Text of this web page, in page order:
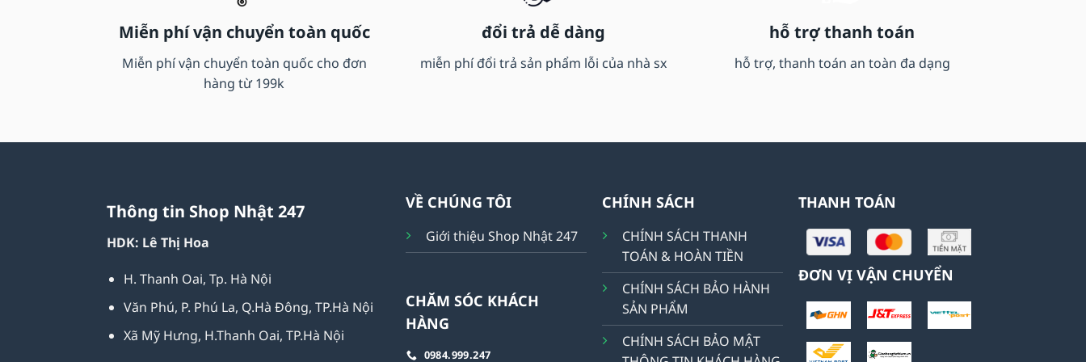
Miễn phí vận chuyển toàn quốc
Miễn phí vận chuyển toàn quốc cho đơn
hàng từ 199k
đổi trả dễ dàng
miễn phí đổi trả sản phẩm lỗi của nhà sx
hỗ trợ thanh toán
hỗ trợ, thanh toán an toàn đa dạng
Thông tin Shop Nhật 247
HDK: Lê Thị Hoa
H. Thanh Oai, Tp. Hà Nội
Văn Phú, P. Phú La, Q.Hà Đông, TP.Hà Nội
Xã Mỹ Hưng, H.Thanh Oai, TP.Hà Nội
VỀ CHÚNG TÔI
Giới thiệu Shop Nhật 247
CHĂM SÓC KHÁCH
HÀNG
0984.999.247
CHÍNH SÁCH
CHÍNH SÁCH THANH
TOÁN & HOÀN TIỀN
CHÍNH SÁCH BẢO HÀNH
SẢN PHẨM
CHÍNH SÁCH BẢO MẬT
THANH TOÁN
ĐƠN VỊ VẬN CHUYỂN